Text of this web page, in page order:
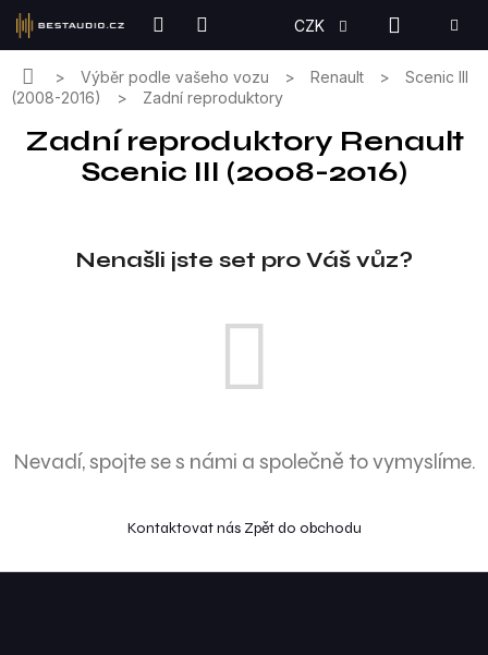
Přejít
obsah
CZK
KOŠÍK
DomůVýběr podle vašeho vozu Renault
Scenic III
(2008-2016)
Zadní reproduktory
Zadní reproduktory Renault
Scenic III (2008-2016)
Nenašli jste set pro Váš vůz?
Nevadí, spojte se s námi a společně to vymyslíme.
Kontaktovat nás Zpět do obchodu
Z